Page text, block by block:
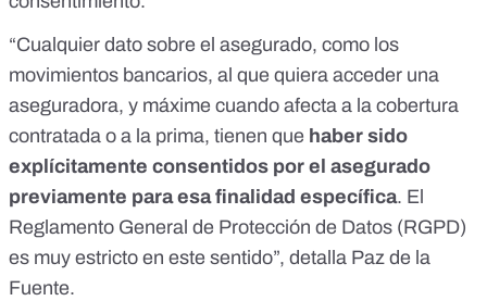
“Cualquier dato sobre el asegurado, como los
movimientos bancarios, al que quiera acceder una
aseguradora, y máxime cuando afecta a la cobertura
contratada o a la prima, tienen que haber sido
explícitamente consentidos por el asegurado
previamente para esa finalidad específica. El
Reglamento General de Protección de Datos (RGPD)
es muy estricto en este sentido”, detalla Paz de la
Fuente.